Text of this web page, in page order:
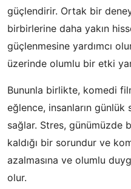
güçlendirir. Ortak bir
birbirlerine daha yakın
güçlenmesine yardımcı
üzerinde olumlu bir etki
Bununla birlikte, komedi
eğlence, insanların günlük
sağlar. Stres, günümüzde
kaldığı bir sorundur ve
azalmasına ve olumlu
olur.